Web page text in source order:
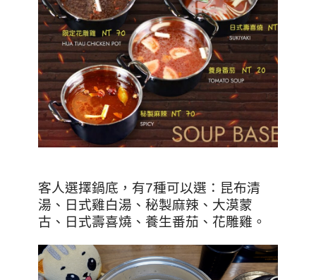
客人選擇鍋底，有7種可以選：昆布清
湯、日式雞白湯、秘製麻辣、大漠蒙
古、日式壽喜燒、養生番茄、花雕雞。